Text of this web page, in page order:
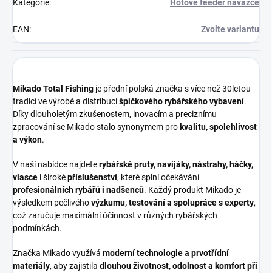
Kategorie: Hotové feeder návazce
EAN: Zvolte variantu
Mikado Total Fishing je přední polská značka s více než 30letou
tradicí ve výrobě a distribucišpičkového rybářského vybavení.
Díky dlouholetým zkušenostem, inovacím a preciznímu
zpracování se Mikado stalo synonymem pro kvalitu, spolehlivost
a výkon.
V naší nabídce najdeterybářské pruty, navijáky, nástrahy, háčky,
vlasce i široképříslušenství, které splní očekávání
profesionálních rybářů i nadšenců. Každý produkt Mikado je
výsledkem pečlivéhovýzkumu, testování a spolupráce s experty,
což zaručuje maximální účinnost v různých rybářských
podmínkách.
Značka Mikado využívá moderní technologie a prvotřídní
materiály, aby zajistila dlouhou životnost, odolnost a komfort při